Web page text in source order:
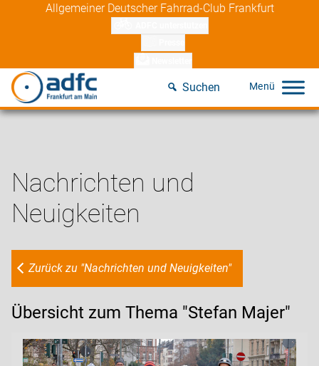
Allgemeiner Deutscher Fahrrad-Club Frankfurt
Suchen
Nachrichten und
Neuigkeiten
Zurück zu "Nachrichten und Neuigkeiten"
Übersicht zum Thema "Stefan Majer"